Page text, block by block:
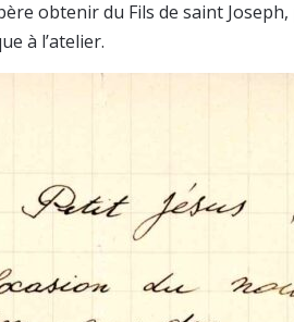
obtenir du Fils de saint
à l’atelier.